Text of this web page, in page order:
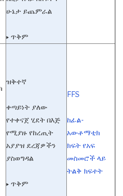
ሁኔታ ይጨምራል
▸ ጥቅም
ዝቅተኛ
ቀጣይነት ያለው
የተቀናጀ ሂደት በእጅ
የሚያዙ የከረጢት
አያያዝ ደረጃዎችን
ያስወግዳል
▸ ጥቅም
FFS
ከፊል-
አውቶማቲክ
ክፍት የአፍ
መስመሮች ላይ
ትልቅ ክፍተት